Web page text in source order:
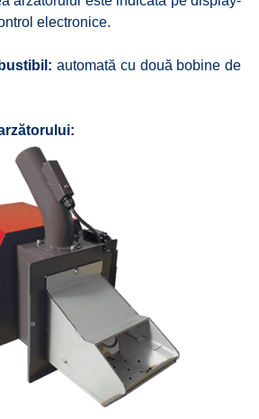
electronice.
automată cu două bobine de